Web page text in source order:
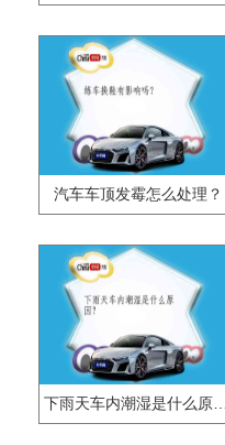
汽车车顶发霉怎么处理？